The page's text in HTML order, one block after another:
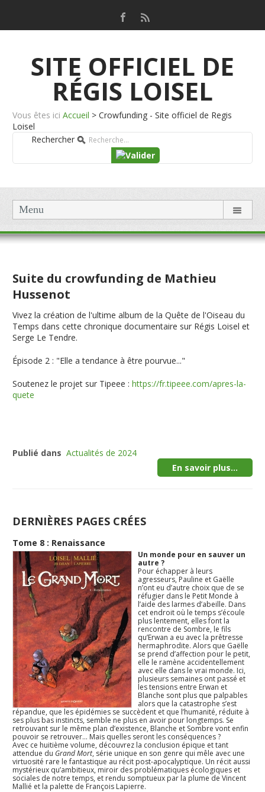
SITE OFFICIEL DE
RÉGIS LOISEL
Vous êtes ici Accueil > Crowfunding - Site officiel de Regis
Loisel
Rechercher
Menu
Suite du crowfunding de Mathieu
Hussenot
Vivez la création de l'ultime album de la Quête de l'Oiseau du
Temps dans cette chronique documentaire sur Régis Loisel et
Serge Le Tendre.
Épisode 2 : "Elle a tendance à être pourvue..."
Soutenez le projet sur Tipeee :https://fr.tipeee.com/apres-la-
quete
Publié dans Actualités de 2024
En savoir plus...
DERNIÈRES PAGES CRÉES
Tome 8 : Renaissance
Un monde pour en sauver un
autre ?
Pour échapper à leurs
agresseurs, Pauline et Gaëlle
n’ont eu d’autre choix que de se
réfugier dans le Petit Monde à
l’aide des larmes d’abeille. Dans
cet endroit où le temps s’écoule
plus lentement, elles font la
rencontre de Sombre, le fils
qu’Erwan a eu avec la prêtresse
hermaphrodite. Alors que Gaëlle
se prend d’affection pour le petit,
elle le ramène accidentellement
avec elle dans le vrai monde. Ici,
plusieurs semaines ont passé et
les tensions entre Erwan et
Blanche sont plus que palpables
alors que la catastrophe s’est
répandue, que les épidémies se succèdent et que l’humanité, réduite à
ses plus bas instincts, semble ne plus en avoir pour longtemps. Se
retrouvant sur le même plan d’existence, Blanche et Sombre vont enfin
pouvoir se retrouver… Mais quelles seront les conséquences ?
Avec ce huitième volume, découvrez la conclusion épique et tant
attendue du Grand Mort, série unique en son genre qui mêle avec une
virtuosité rare le fantastique au récit post-apocalyptique. Un récit aussi
mystérieux qu’ambitieux, miroir des problématiques écologiques et
sociales de notre temps, et rendu somptueux par la plume de Vincent
Mallié et la palette de François Lapierre.